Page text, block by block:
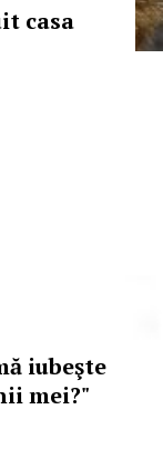
casa
iubeşte
mei?"